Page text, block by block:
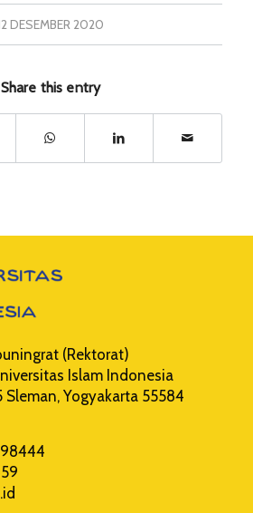
DESEMBER 2020
Share this entry
(Rektorat)
Islam Indonesia
Sleman, Yogyakarta 55584